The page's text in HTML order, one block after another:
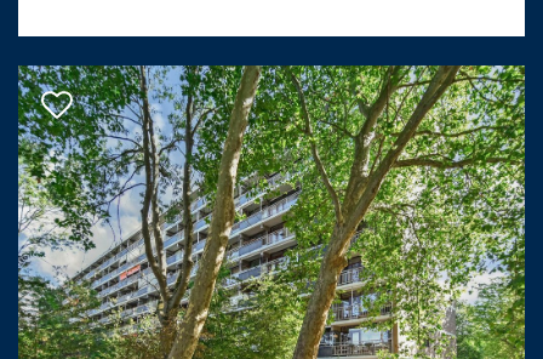
Afmetingen:
Woonkamer: 5.32x3.39m
Eetkamer: 5.76x3.36m
Keuken: 3.41x1.71m
Achterslaapkamer: 4.50x2.30m
Voorslaapkamer: 3.67x3.06/2.31m
Badkamer: 2.72x2.03m
Achtertuin: 13.26x8.00m